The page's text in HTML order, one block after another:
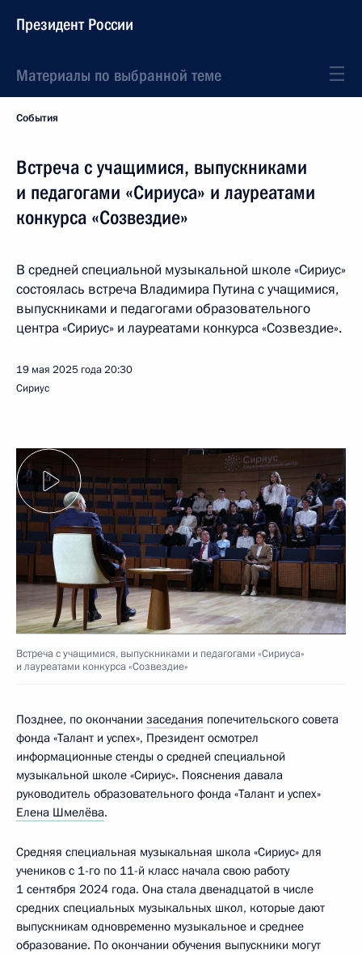
Президент России
Материалы по выбранной теме
События
Встреча с учащимися, выпускниками
и педагогами «Сириуса» и лауреатами
конкурса «Созвездие»
В средней специальной музыкальной школе «Сириус»
состоялась встреча Владимира Путина с учащимися,
выпускниками и педагогами образовательного
центра «Сириус» и лауреатами конкурса «Созвездие».
19 мая 2025 года20:30
Сириус
Встреча с учащимися, выпускниками и педагогами «Сириуса»
и лауреатами конкурса «Созвездие»
Позднее, по окончании заседания попечительского совета
фонда «Талант и успех», Президент осмотрел
информационные стенды о средней специальной
музыкальной школе «Сириус». Пояснения давала
руководитель образовательного фонда «Талант и успех»
Елена Шмелёва.
Средняя специальная музыкальная школа «Сириус» для
учеников с 1-го по 11-й класс начала свою работу
1 сентября 2024 года. Она стала двенадцатой в числе
средних специальных музыкальных школ, которые дают
выпускникам одновременно музыкальное и среднее
образование. По окончании обучения выпускники могут